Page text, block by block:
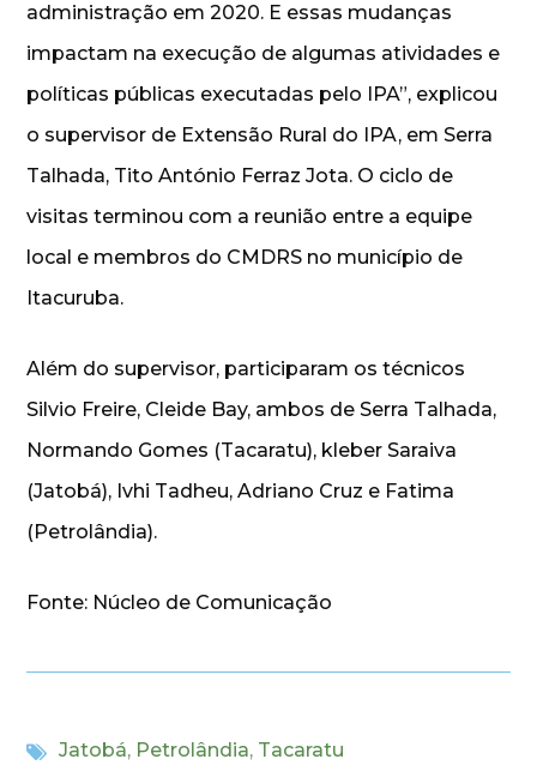
administração em 2020. E essas mudanças
impactam na execução de algumas atividades e
políticas públicas executadas pelo IPA”, explicou
o supervisor de Extensão Rural do IPA, em Serra
Talhada, Tito António Ferraz Jota. O ciclo de
visitas terminou com a reunião entre a equipe
local e membros do CMDRS no município de
Itacuruba.
Além do supervisor, participaram os técnicos
Silvio Freire, Cleide Bay, ambos de Serra Talhada,
Normando Gomes (Tacaratu), kleber Saraiva
(Jatobá), Ivhi Tadheu, Adriano Cruz e Fatima
(Petrolândia).
Fonte: Núcleo de Comunicação
Jatobá, Petrolândia, Tacaratu